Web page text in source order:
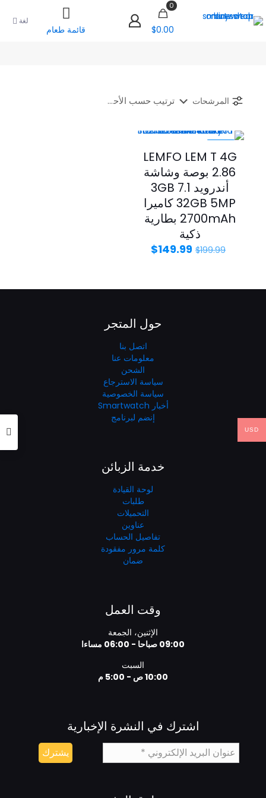
0
$0.00 قائمة طعام
لغة
المرشحات
LEMFO LEM T 4G
2.86 بوصة وشاشة
أندرويد 7.1 3GB
32GB 5MP كاميرا
2700mAh بطارية
ذكية
$199.99
السعر $149.99
حول المتجر
اتصل بنا
معلومات عنا
الشحن
سياسة الاسترجاع
سياسة الخصوصية
أخبار Smartwatch
إنضم لبرنامج
خدمة الزبائن
لوحة القيادة
طلبات
التحميلات
عناوين
تفاصيل الحساب
كلمة مرور مفقودة
ضمان
وقت العمل
الإثنين، الجمعة
09:00 صباحا - 06:00 مساءا
السبت
10:00 ص - 5:00 م
اشترك في النشرة الإخبارية
USD